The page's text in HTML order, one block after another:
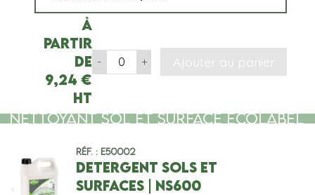
À
partir
de
9,24 €
HT
- + Ajouter au panier
NETTOYANT SOL ET SURFACE ECOLABEL
Réf. : E50002
DETERGENT SOLS ET
SURFACES | NS600